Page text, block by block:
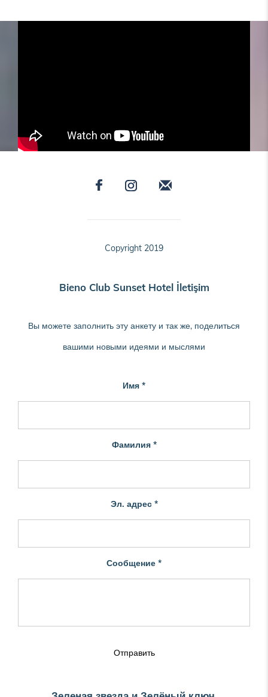
Copyright 2019
Bieno Club Sunset Hotel İletişim
Вы можете заполнить эту анкету и так же, поделиться
вашими новыми идеями и мыслями
Имя *
Фамилия *
Эл. адрес *
Сообщение *
Отправить